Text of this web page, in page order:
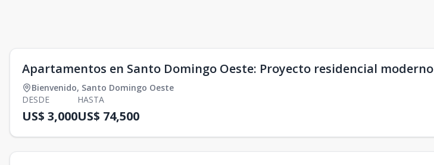
Apartamentos en Santo Domingo Oeste: Proyecto residencial moderno
Bienvenido, Santo Domingo Oeste
DESDE
US$ 3,000
HASTA
US$ 74,500